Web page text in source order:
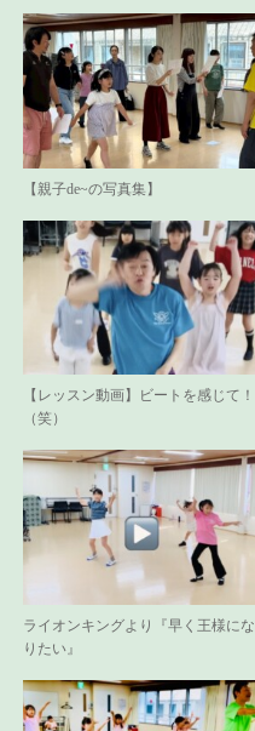
【親子de~の写真集】
【レッスン動画】ビートを感じて！
（笑）
ライオンキングより『早く王様にな
りたい』